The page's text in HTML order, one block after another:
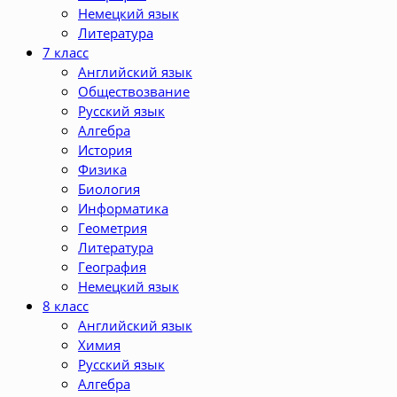
Немецкий язык
Литература
7 класс
Английский язык
Обществозвание
Русский язык
Алгебра
История
Физика
Биология
Информатика
Геометрия
Литература
География
Немецкий язык
8 класс
Английский язык
Химия
Русский язык
Алгебра